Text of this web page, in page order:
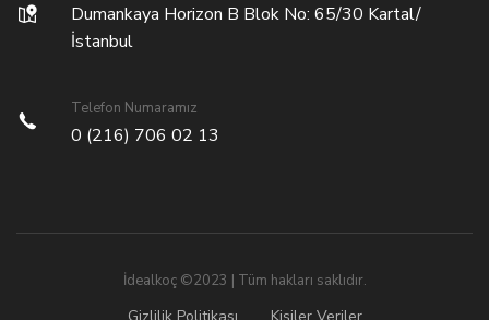
Dumankaya Horizon B Blok No: 65/30 Kartal/
İstanbul
Telefon Numaramız
0 (216) 706 02 13
İdealkoç ©2023 | Tüm hakları saklıdır.